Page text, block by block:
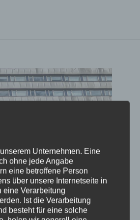
Unternehmen. Eine
ohne jede Angabe
eine betroffene Person
über unsere Internetseite in
eine Verarbeitung
Ist die Verarbeitung
besteht für eine solche